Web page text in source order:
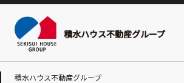
積水ハウス不動産グループ
積水ハウス不動産グループ